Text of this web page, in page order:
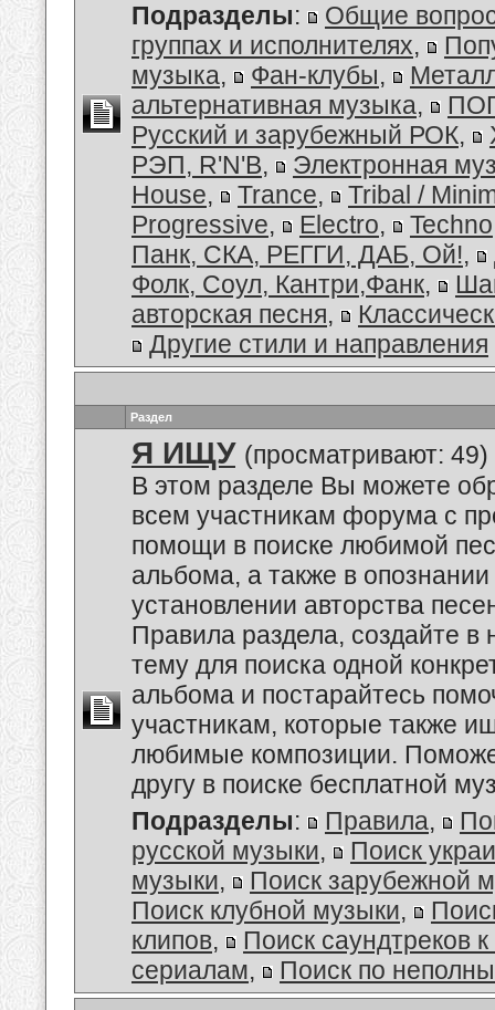
Подразделы:
Общие
группах и исполнителях,
музыка, Фан-клубы,
альтернативная музыка,
Русский и зарубежный РОК,
РЭП, R'N'B,
Электронная
House, Trance,
Tribal /
Progressive, Electro, Techno
Панк, СКА, РЕГГИ, ДАБ, Ой!,
Фолк, Соул, Кантри,Фанк,
авторская песня,
Другие стили и направления
Раздел
Я ИЩУ (просматривают: 49)
В этом разделе Вы можете
всем участникам форума с
помощи в поиске любимой
альбома, а также в опознании
установлении авторства
Правила раздела, создайте в
тему для поиска одной
альбома и постарайтесь
участникам, которые также
любимые композиции.
другу в поиске бесплатной
Подразделы: Правила,
русской музыки,
Поиск
музыки,
Поиск зарубежной
Поиск клубной музыки,
клипов,
Поиск саундтреков
сериалам, Поиск по